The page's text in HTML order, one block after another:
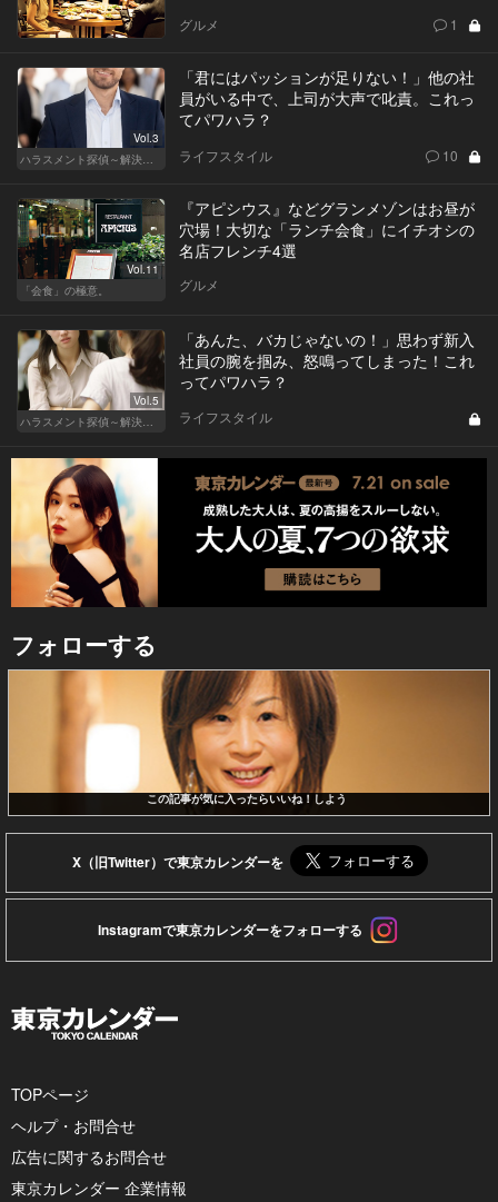
グルメ 1
Vol.3
ハラスメント探偵～解決編～
「君にはパッションが足りない！」他の社
員がいる中で、上司が大声で叱責。これっ
てパワハラ？
ライフスタイル 10
Vol.11
「会食」の極意。
『アピシウス』などグランメゾンはお昼が
穴場！大切な「ランチ会食」にイチオシの
名店フレンチ4選
グルメ
Vol.5
「あんた、バカじゃないの！」思わず新入
社員の腕を掴み、怒鳴ってしまった！これ
ってパワハラ？
ライフスタイル
フォローする
この記事が気に入ったらいいね！しよう
X（旧Twitter）で東京カレンダーを
Instagramで東京カレンダーをフォローする
TOPページ
ヘルプ・お問合せ
広告に関するお問合せ
東京カレンダー 企業情報